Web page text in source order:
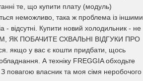
те, що купити плату (модуль)
неможливо, така ж проблема із іншими
відсутні. Купити новий холодильник - не
ЯК ПОБАЧИТЕ СХВАЛЬНІ ВІДГУКИ ПРО
якщо у вас є кошти придбати, щось
А техніку FREGGIA обходьте
власник та моя сімя неробочого